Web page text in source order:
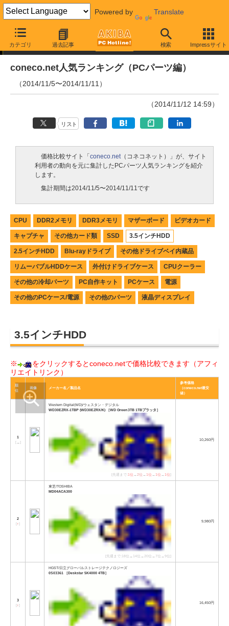
Powered by Translate
カテゴリ 過去記事 検索 Impressサイト
ランキング
coneco.net人気ランキング（PCパーツ編）
（2014/11/5〜2014/11/11）
（2014/11/12 14:59）
リスト
価格比較サイト「 coneco.net（コネコネット）」が、サイト
利用者の動向を元に集計したPCパーツ人気ランキングを紹介
します。
集計期間は2014/11/5〜2014/11/11です
CPU DDR2メモリ DDR3メモリ マザーボード ビデオカード
キャプチャ その他カード類 SSD 3.5インチHDD
2.5インチHDD Blu-rayドライブ その他ドライブベイ内蔵品
リムーバブルHDDケース 外付けドライブケース CPUクーラー
その他の冷却パーツ PC自作キット PCケース 電源
その他のPCケース/電源 その他のパーツ 液晶ディスプレイ
3.5インチHDD
※
をクリックするとconeco.netで価格比較できます（アフィ
リエイトリンク）
順
位
画像 メーカー名／製品名
参考価格
（coneco.net最安
値）
1
[→ ]
Western Digital(WD)/ウェスタン・デジタル
WD30EZRX-1TBP (WD30EZRX/K) ［WD Green 3TB 1TBプラッタ］
[先週まで:1位 →2位 →1位 →1位 →1位]
10,260円
2
[↑]
東芝/TOSHIBA
MD04ACA300
[先週まで:18位→14位→20位→7位→9位]
9,980円
3
[↑]
HGST/日立グローバルストレージテクノロジーズ
0S03361 ［Deskstar 5K4000 4TB］
16,450円